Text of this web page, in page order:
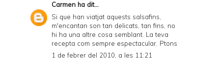
Carmen ha dit...
Si que han viatjat aquests salsafins,
m'encantan son tan delicats, tan fins, no
hi ha una altre cosa semblant. La teva
recepta com sempre espectacular. Ptons
1 de febrer del 2010, a les 11:21